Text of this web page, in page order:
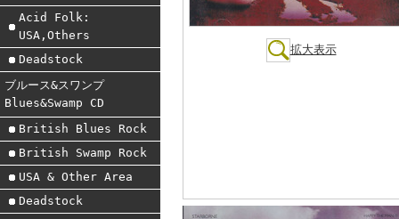
Acid Folk:
USA,Others
Deadstock
ブルース&スワンプ
Blues&Swamp CD
British Blues Rock
British Swamp Rock
USA & Other Area
Deadstock
拡大表示